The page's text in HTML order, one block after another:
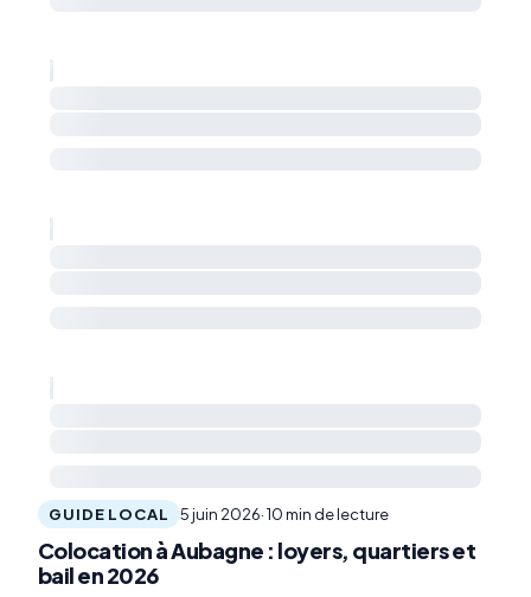
GUIDE LOCAL 5 juin 2026· 10 min de lecture
Colocation à Aubagne : loyers, quartiers et
bail en 2026